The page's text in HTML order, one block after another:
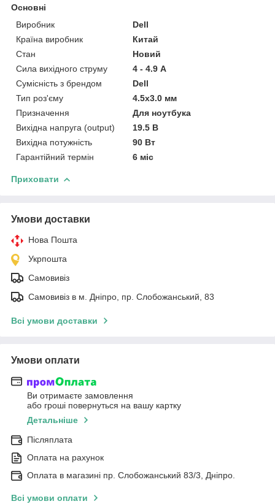
Основні
Виробник
Dell
Країна виробник
Китай
Стан
Новий
Сила вихідного струму
4 - 4.9 А
Сумісність з брендом
Dell
Тип роз'єму
4.5x3.0 мм
Призначення
Для ноутбука
Вихідна напруга (output)
19.5 В
Вихідна потужність
90 Вт
Гарантійний термін
6 міс
Приховати
Умови доставки
Нова Пошта
Укрпошта
Самовивіз
Самовивіз в м. Дніпро, пр. Слобожанський, 83
Всі умови доставки
Умови оплати
Ви отримаєте замовлення
або гроші повернуться на вашу картку
Детальніше
Післяплата
Оплата на рахунок
Оплата в магазині пр. Слобожанський 83/3, Дніпро.
Всі умови оплати